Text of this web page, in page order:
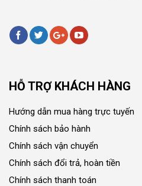
HỖ TRỢ KHÁCH HÀNG
Hướng dẫn mua hàng trực tuyến
Chính sách bảo hành
Chính sách vận chuyển
Chính sách đổi trả, hoàn tiền
Chính sách thanh toán